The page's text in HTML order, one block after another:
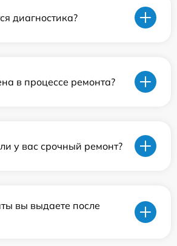
диагностика?
в процессе ремонта?
у вас срочный ремонт?
вы выдаете после